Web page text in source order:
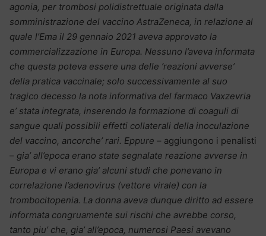
agonia, per trombosi polidistrettuale originata dalla
somministrazione del vaccino AstraZeneca, in relazione al
quale l’Ema il 29 gennaio 2021 aveva approvato la
commercializzazione in Europa. Nessuno l’aveva informata
che questa poteva essere una delle ‘reazioni avverse’
della pratica vaccinale; solo successivamente al suo
tragico decesso la nota informativa del farmaco Vaxzevria
e’ stata integrata, inserendo la formazione di coaguli di
sangue quali possibili effetti collaterali della inoculazione
del vaccino, ancorche’ rari. Eppure – aggiungono i penalisti
– gia’ all’epoca erano state segnalate reazione avverse in
Europa e vi erano gia’ alcuni studi che ponevano in
correlazione l’adenovirus (vettore virale) con la
trombocitopenia. La donna aveva dunque diritto ad essere
informata congruamente sui rischi che avrebbe corso,
tanto piu’ che, gia’ all’epoca, numerosi Paesi avevano